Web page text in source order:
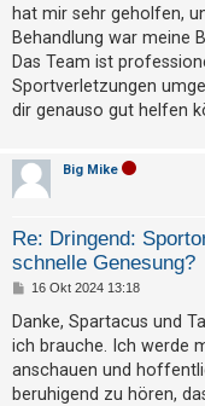
A
k
t
v
T
h
e
m
e
n
hat mir sehr geholfen,
Behandlung war meine
Das Team ist
Sportverletzungen
dir genauso gut helfen
Big Mike
Re: Dringend:
schnelle Genesung?
B
i
r
a
g
16 Okt 2024 13:18
Danke, Spartacus und
ich brauche. Ich werde
anschauen und
beruhigend zu hören,